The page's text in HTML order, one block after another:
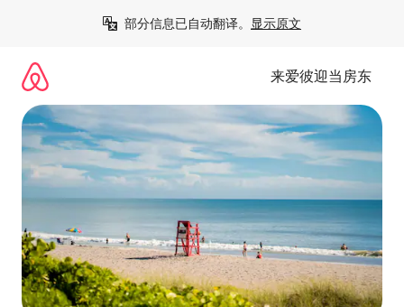
部分信息已自动翻译。 显示原文
来爱彼迎当房东